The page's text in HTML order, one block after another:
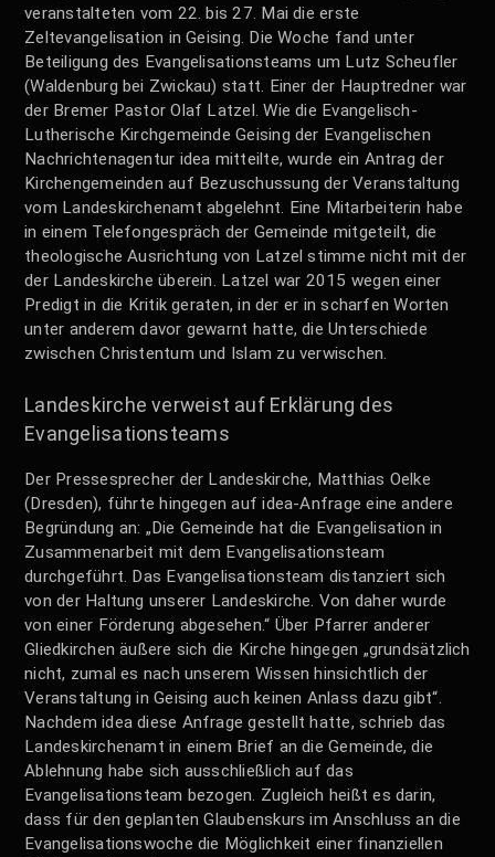
veranstalteten vom 22. bis 27. Mai die erste
Zeltevangelisation in Geising. Die Woche fand unter
Beteiligung des Evangelisationsteams um Lutz Scheufler
(Waldenburg bei Zwickau) statt. Einer der Hauptredner war
der Bremer Pastor Olaf Latzel. Wie die Evangelisch-
Lutherische Kirchgemeinde Geising der Evangelischen
Nachrichtenagentur idea mitteilte, wurde ein Antrag der
Kirchengemeinden auf Bezuschussung der Veranstaltung
vom Landeskirchenamt abgelehnt. Eine Mitarbeiterin habe
in einem Telefongespräch der Gemeinde mitgeteilt, die
theologische Ausrichtung von Latzel stimme nicht mit der
der Landeskirche überein. Latzel war 2015 wegen einer
Predigt in die Kritik geraten, in der er in scharfen Worten
unter anderem davor gewarnt hatte, die Unterschiede
zwischen Christentum und Islam zu verwischen.
Landeskirche verweist auf Erklärung des
Evangelisationsteams
Der Pressesprecher der Landeskirche, Matthias Oelke
(Dresden), führte hingegen auf idea-Anfrage eine andere
Begründung an: „Die Gemeinde hat die Evangelisation in
Zusammenarbeit mit dem Evangelisationsteam
durchgeführt. Das Evangelisationsteam distanziert sich
von der Haltung unserer Landeskirche. Von daher wurde
von einer Förderung abgesehen.“ Über Pfarrer anderer
Gliedkirchen äußere sich die Kirche hingegen „grundsätzlich
nicht, zumal es nach unserem Wissen hinsichtlich der
Veranstaltung in Geising auch keinen Anlass dazu gibt“.
Nachdem idea diese Anfrage gestellt hatte, schrieb das
Landeskirchenamt in einem Brief an die Gemeinde, die
Ablehnung habe sich ausschließlich auf das
Evangelisationsteam bezogen. Zugleich heißt es darin,
dass für den geplanten Glaubenskurs im Anschluss an die
Evangelisationswoche die Möglichkeit einer finanziellen